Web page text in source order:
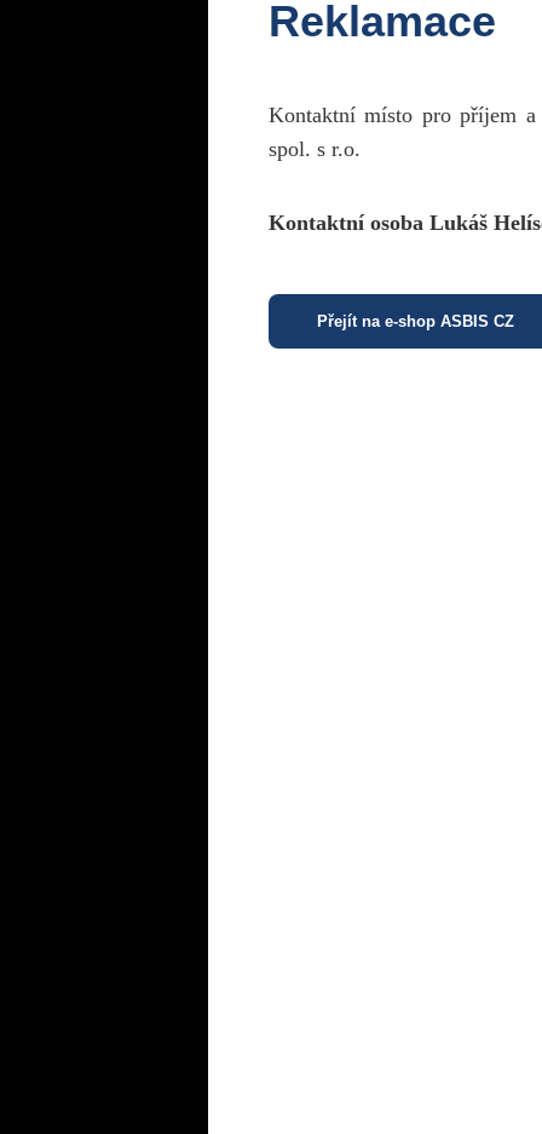
Reklamace
Kontaktní místo pro příjem
spol. s r.o.
Kontaktní osoba Lukáš
Přejít na e-shop ASBIS CZ